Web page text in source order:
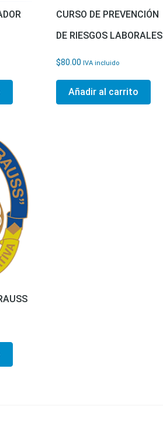
CURSO DE PREVENCIÓN
DE RIESGOS LABORALES
$80.00 IVA incluido
Añadir al carrito